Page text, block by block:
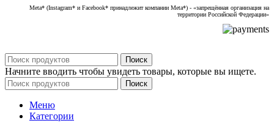
Meta* (Instagram* и Facebook* принадлежит компании Meta*) - «запрещённая организация на
территории Российской Федерации»
Поиск
Начните вводить чтобы увидеть товары, которые вы ищете.
Поиск
Меню
Категории